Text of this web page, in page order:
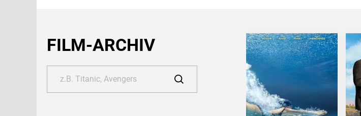
FILM-ARCHIV